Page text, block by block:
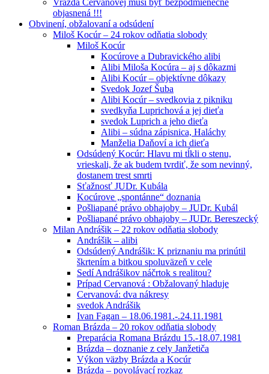
objasnená !!!
Obvinení, obžalovaní a odsúdení
Miloš Kocúr – 24 rokov odňatia slobody
Miloš Kocúr
Kocúrove a Dubravického alibi
Alibi Miloša Kocúra – aj s dôkazmi
Alibi Kocúr – objektívne dôkazy
Svedok Jozef Šuba
Alibi Kocúr – svedkovia z pikniku
svedkyňa Luprichová a jej dieťa
svedok Luprich a jeho dieťa
Alibi – súdna zápisnica, Haláchy
Manželia Daňoví a ich dieťa
Odsúdený Kocúr: Hlavu mi tĺkli o stenu,
vrieskali, že ak budem tvrdiť, že som nevinný,
dostanem trest smrti
Sťažnosť JUDr. Kubála
Kocúrove „spontánne“ doznania
Pošliapané právo obhajoby – JUDr. Kubál
Pošliapané právo obhajoby – JUDr. Bereszecký
Milan Andrášik – 22 rokov odňatia slobody
Andrášik – alibi
Odsúdený Andrášik: K priznaniu ma prinútil
škrtením a bitkou spoluväzeň v cele
Sedí Andrášikov náčrtok s realitou?
Prípad Cervanová : Obžalovaný hladuje
Cervanová: dva nákresy
svedok Andrášik
Ivan Fagan – 18.06.1981.-.24.11.1981
Roman Brázda – 20 rokov odňatia slobody
Preparácia Romana Brázdu 15.-18.07.1981
Brázda – doznanie z cely Janžetiča
Výkon väzby Brázda a Kocúr
Brázda – povolávací rozkaz